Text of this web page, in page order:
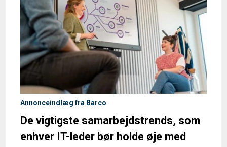
Annonceindlæg fra Barco
De vigtigste samarbejdstrends, som
enhver IT-leder bør holde øje med